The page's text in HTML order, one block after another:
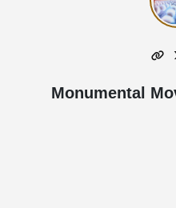
Monumental